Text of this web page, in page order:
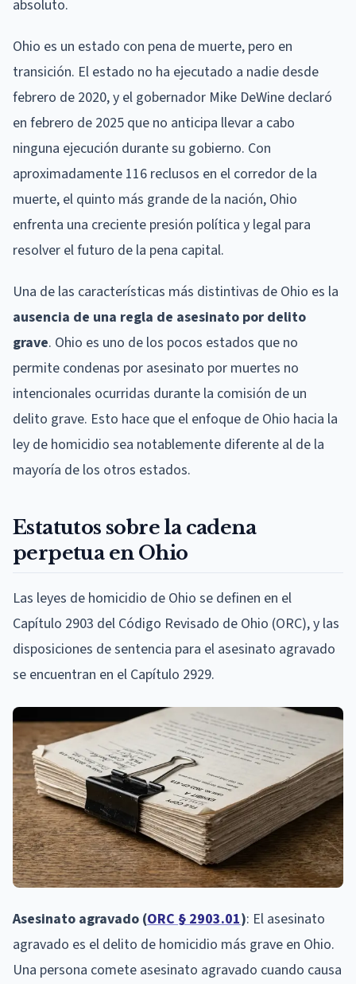
absoluto.
Ohio es un estado con pena de muerte, pero en
transición. El estado no ha ejecutado a nadie desde
febrero de 2020, y el gobernador Mike DeWine declaró
en febrero de 2025 que no anticipa llevar a cabo
ninguna ejecución durante su gobierno. Con
aproximadamente 116 reclusos en el corredor de la
muerte, el quinto más grande de la nación, Ohio
enfrenta una creciente presión política y legal para
resolver el futuro de la pena capital.
Una de las características más distintivas de Ohio es la
ausencia de una regla de asesinato por delito
grave. Ohio es uno de los pocos estados que no
permite condenas por asesinato por muertes no
intencionales ocurridas durante la comisión de un
delito grave. Esto hace que el enfoque de Ohio hacia la
ley de homicidio sea notablemente diferente al de la
mayoría de los otros estados.
Estatutos sobre la cadena
perpetua en Ohio
Las leyes de homicidio de Ohio se definen en el
Capítulo 2903 del Código Revisado de Ohio (ORC), y las
disposiciones de sentencia para el asesinato agravado
se encuentran en el Capítulo 2929.
Asesinato agravado (ORC § 2903.01): El asesinato
agravado es el delito de homicidio más grave en Ohio.
Una persona comete asesinato agravado cuando causa